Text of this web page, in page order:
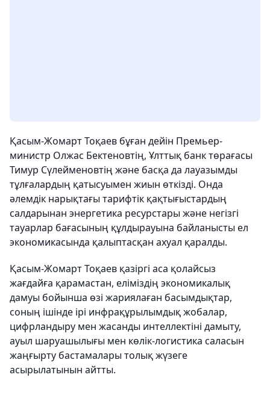
Қасым-Жомарт Тоқаев бұған дейін Премьер-
министр Олжас Бектеновтің, Ұлттық банк төрағасы
Тимур Сүлейменовтің және басқа да лауазымды
тұлғалардың қатысуымен жиын өткізді. Онда
әлемдік нарықтағы тарифтік қақтығыстардың
салдарынан энергетика ресурстары және негізгі
тауарлар бағасының құлдырауына байланысты ел
экономикасында қалыптасқан ахуал қаралды.
Қасым-Жомарт Тоқаев қазіргі аса қолайсыз
жағдайға қарамастан, еліміздің экономикалық
дамуы бойынша өзі жариялаған басымдықтар,
соның ішінде ірі инфрақұрылымдық жобалар,
цифрландыру мен жасанды интеллектіні дамыту,
ауыл шаруашылығы мен көлік-логистика саласын
жаңғырту бастамалары толық жүзеге
асырылатынын айтты.